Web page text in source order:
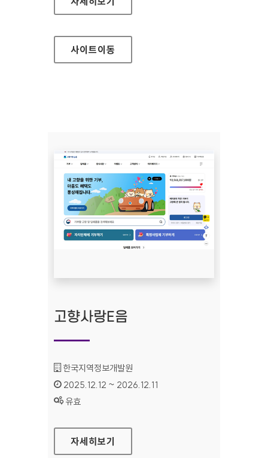
사이트이동
고향사랑E음
기관명 :
한국지역정보개발원
인증기간 :
2025.12.12 ~ 2026.12.11
상태 :
유효
고향사랑E음
자세히보기